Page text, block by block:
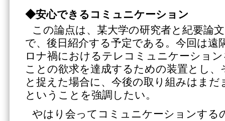
◆安心できるコミュニケーション
この論点は、某大学の研究者と紀要論
で、後日紹介する予定である。今回は遠
ロナ禍におけるテレコミュニケーショ
ことの欲求を達成するための装置とし、
と捉えた場合に、今後の取り組みはまだ
ということを強調したい。
やはり会ってコミュニケーションする